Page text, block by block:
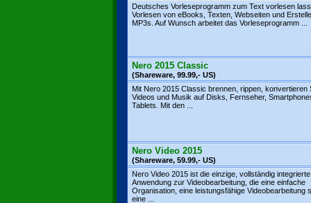
Deutsches Vorleseprogramm zum Text vorlesen
Vorlesen von eBooks, Texten, Webseiten und
MP3s. Auf Wunsch arbeitet das Vorleseprogramm ...
Nero 2015 Classic
(Shareware, 99.99,- US)
Mit Nero 2015 Classic brennen, rippen, konvertieren
Videos und Musik auf Disks, Fernseher,
Tablets. Mit den ...
Nero Video 2015
(Shareware, 59.99,- US)
Nero Video 2015 ist die einzige, vollständig integrierte
Anwendung zur Videobearbeitung, die eine einfache
Organisation, eine leistungsfähige Videobearbeitung
eine ...